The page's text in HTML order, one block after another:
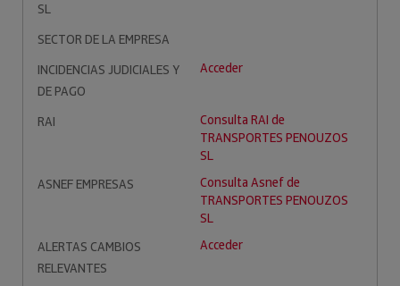
SL
SECTOR DE LA EMPRESA
INCIDENCIAS JUDICIALES Y
DE PAGO
Acceder
RAI
Consulta RAI de
TRANSPORTES PENOUZOS
SL
ASNEF EMPRESAS
Consulta Asnef de
TRANSPORTES PENOUZOS
SL
ALERTAS CAMBIOS
RELEVANTES
Acceder